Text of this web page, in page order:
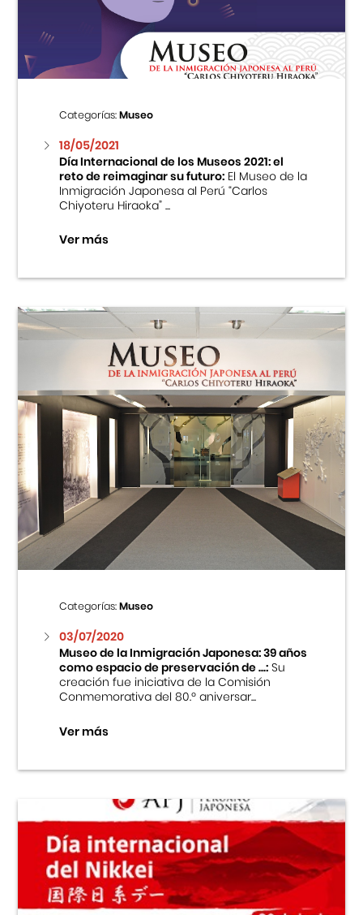
Centro Cultural Peruano Japonés
Cursos
Museo de la Inmigración Japonesa
Fondo Editorial
Teatro Peruano Japonés
Categorías:Museo
18/05/2021
Día Internacional de los Museos 2021: el
reto de reimaginar su futuro:El Museo de la
Inmigración Japonesa al Perú “Carlos
Chiyoteru Hiraoka” ...
Ver más
Categorías:Museo
03/07/2020
Museo de la Inmigración Japonesa: 39 años
como espacio de preservación de ...:Su
creación fue iniciativa de la Comisión
Conmemorativa del 80.º aniversar...
Ver más